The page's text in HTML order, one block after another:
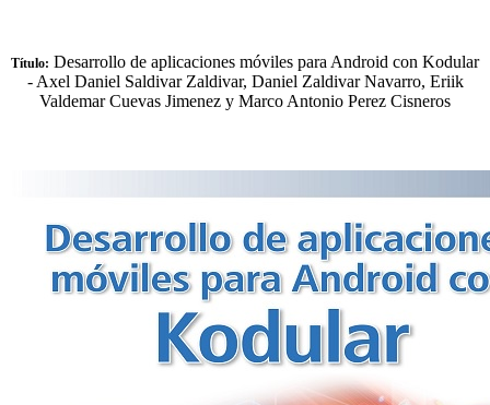
Título: Desarrollo de aplicaciones móviles para Android con Kodular
- Axel Daniel Saldivar Zaldivar, Daniel Zaldivar Navarro, Eriik
Valdemar Cuevas Jimenez y Marco Antonio Perez Cisneros